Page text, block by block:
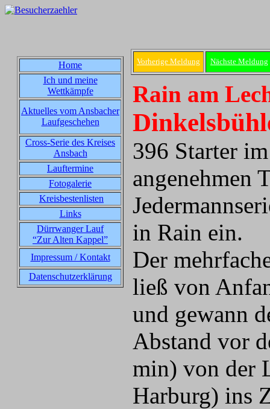
Home
Ich und meine
Wettkämpfe
Aktuelles vom Ansbacher
Laufgeschehen
Cross-Serie des Kreises
Ansbach
Lauftermine
Fotogalerie
Kreisbestenlisten
Links
Dürrwanger Lauf
“Zur Alten Kappel”
Impressum / Kontakt
Datenschutzerklärung
Vorherige Meldung Nächste Meldung
Rain am
396 Starter
angenehmen
in Rain ein.
Der
ließ von
und gewann
Abstand vor
min) von der
Harburg) ins